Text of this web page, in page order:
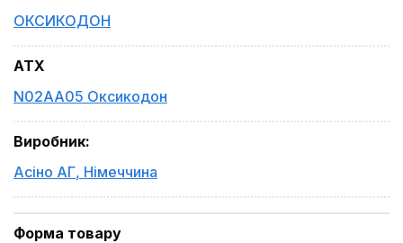
ОКСИКОДОН
ATX
N02AA05 Оксикодон
Виробник:
Асіно АГ, Німеччина
Форма товару